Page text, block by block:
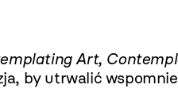
Art,
by utrwalić